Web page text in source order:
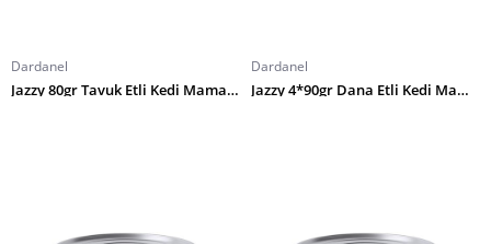
Dardanel
Jazzy 80gr Tavuk Etli Kedi Maması-8-
Dardanel
Jazzy 4*90gr Dana Etli Kedi Maması-4-